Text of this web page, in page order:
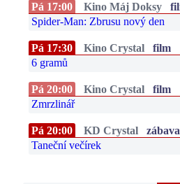
Pá 17:00 Kino Máj Doksy
Spider-Man: Zbrusu nový den
Pá 17:30 Kino Crystal
film
6 gramů
Pá 20:00 Kino Crystal
film
Zmrzlinář
Pá 20:00 KD Crystal
zábava
Taneční večírek